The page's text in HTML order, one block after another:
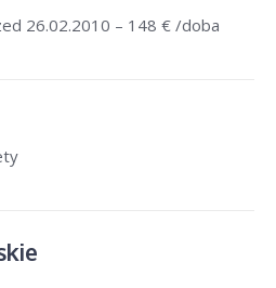
26.02.2010 – 148 € /doba